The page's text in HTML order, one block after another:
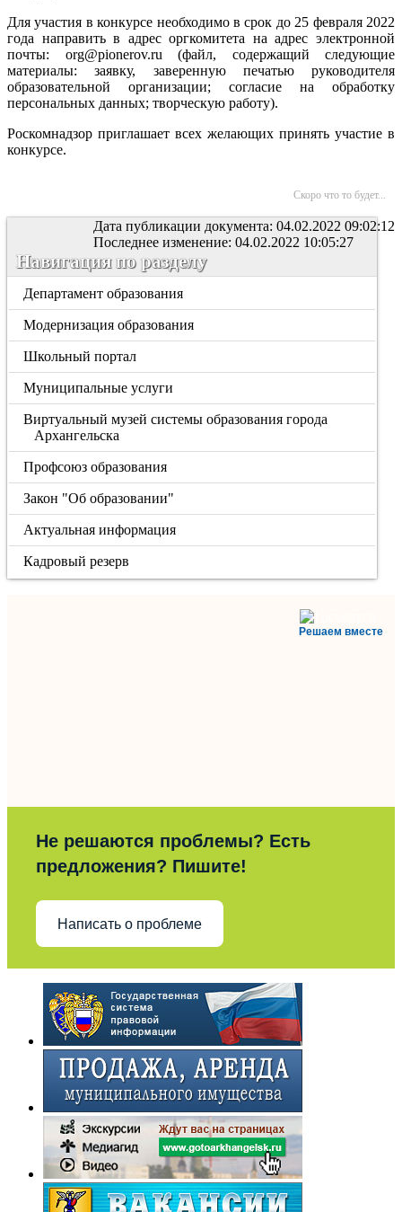
Для участия в конкурсе необходимо в срок до 25 февраля 2022
года направить в адрес оргкомитета на адрес электронной
почты: org@pionerov.ru (файл, содержащий следующие
материалы: заявку, заверенную печатью руководителя
образовательной организации; согласие на обработку
персональных данных; творческую работу).
Роскомнадзор приглашает всех желающих принять участие в
конкурсе.
Скоро что то будет...
Дата публикации документа: 04.02.2022 09:02:12
Последнее изменение: 04.02.2022 10:05:27
Навигация по разделу
Департамент образования
Модернизация образования
Школьный портал
Муниципальные услуги
Виртуальный музей системы образования города
Архангельска
Профсоюз образования
Закон "Об образовании"
Актуальная информация
Кадровый резерв
Решаем вместе
Не решаются проблемы? Есть
предложения? Пишите!
Написать о проблеме